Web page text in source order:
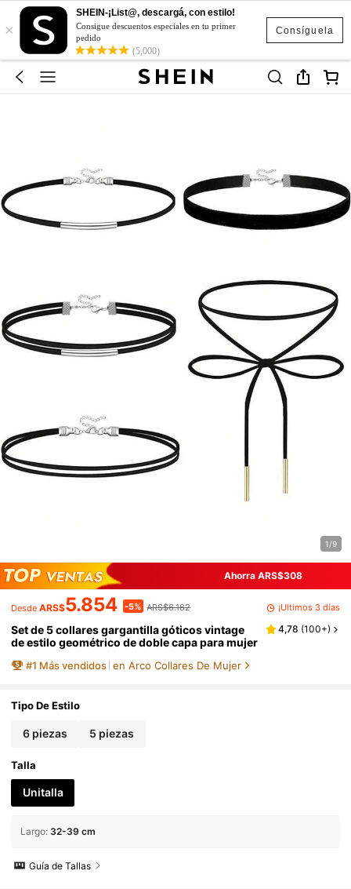
Consíguela
×
SHEIN-¡List@, descargá, con estilo!
Consigue descuentos especiales en tu primer
pedido
(5,000)
1/9
Ahorra ARS$308
Desde ARS$5.854 -5% ARS$6.162 ¡Últimos 3 días
Set de 5 collares gargantilla góticos vintage
de estilo geométrico de doble capa para mujer
4,78 (100+)
#1 Más vendidos en Arco Collares De Mujer
Tipo De Estilo
6 piezas 5 piezas
Talla
Unitalla
Largo: 32-39 cm
Guía de Tallas